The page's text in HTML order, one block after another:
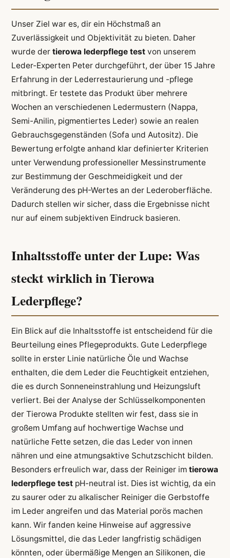
Unser Ziel war es, dir ein Höchstmaß an
Zuverlässigkeit und Objektivität zu bieten. Daher
wurde der tierowa lederpflege testvon unserem
Leder-Experten Peter durchgeführt, der über 15 Jahre
Erfahrung in der Lederrestaurierung und -pflege
mitbringt. Er testete das Produkt über mehrere
Wochen an verschiedenen Ledermustern (Nappa,
Semi-Anilin, pigmentiertes Leder) sowie an realen
Gebrauchsgegenständen (Sofa und Autositz). Die
Bewertung erfolgte anhand klar definierter Kriterien
unter Verwendung professioneller Messinstrumente
zur Bestimmung der Geschmeidigkeit und der
Veränderung des pH-Wertes an der Lederoberfläche.
Dadurch stellen wir sicher, dass die Ergebnisse nicht
nur auf einem subjektiven Eindruck basieren.
Inhaltsstoffe unter der Lupe: Was
steckt wirklich in Tierowa
Lederpflege?
Ein Blick auf die Inhaltsstoffe ist entscheidend für die
Beurteilung eines Pflegeprodukts. Gute Lederpflege
sollte in erster Linie natürliche Öle und Wachse
enthalten, die dem Leder die Feuchtigkeit entziehen,
die es durch Sonneneinstrahlung und Heizungsluft
verliert. Bei der Analyse der Schlüsselkomponenten
der Tierowa Produkte stellten wir fest, dass sie in
großem Umfang auf hochwertige Wachse und
natürliche Fette setzen, die das Leder von innen
nähren und eine atmungsaktive Schutzschicht bilden.
Besonders erfreulich war, dass der Reiniger im tierowa
lederpflege testpH-neutral ist. Dies ist wichtig, da ein
zu saurer oder zu alkalischer Reiniger die Gerbstoffe
im Leder angreifen und das Material porös machen
kann. Wir fanden keine Hinweise auf aggressive
Lösungsmittel, die das Leder langfristig schädigen
könnten, oder übermäßige Mengen an Silikonen, die